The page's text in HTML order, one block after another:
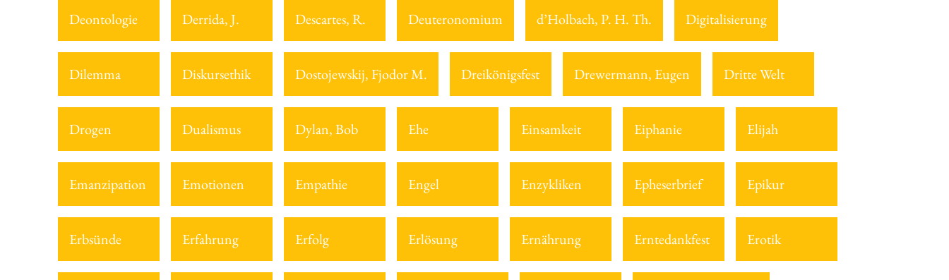
Deontologie Derrida, J. Descartes, R. Deuteronomium d’Holbach, P. H. Th. Digitalisierung
Dilemma Diskursethik Dostojewskij, Fjodor M. Dreikönigsfest Drewermann, Eugen Dritte Welt
Drogen Dualismus Dylan, Bob Ehe Einsamkeit Eiphanie Elijah
Emanzipation Emotionen Empathie Engel Enzykliken Epheserbrief Epikur
Erbsünde Erfahrung Erfolg Erlösung Ernährung Erntedankfest Erotik